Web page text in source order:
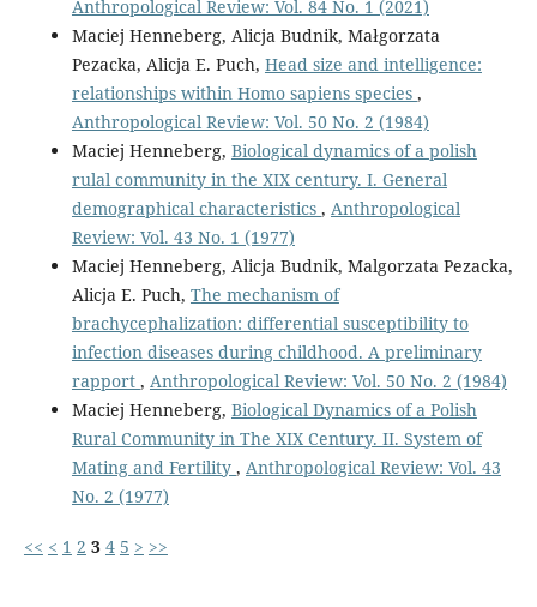
Anthropological Review: Vol. 84 No. 1 (2021)
Maciej Henneberg, Alicja Budnik, Małgorzata
Pezacka, Alicja E. Puch, Head size and intelligence:
relationships within Homo sapiens species ,
Anthropological Review: Vol. 50 No. 2 (1984)
Maciej Henneberg, Biological dynamics of a polish
rulal community in the XIX century. I. General
demographical characteristics , Anthropological
Review: Vol. 43 No. 1 (1977)
Maciej Henneberg, Alicja Budnik, Malgorzata Pezacka,
Alicja E. Puch, The mechanism of
brachycephalization: differential susceptibility to
infection diseases during childhood. A preliminary
rapport , Anthropological Review: Vol. 50 No. 2 (1984)
Maciej Henneberg, Biological Dynamics of a Polish
Rural Community in The XIX Century. II. System of
Mating and Fertility , Anthropological Review: Vol. 43
No. 2 (1977)
<< < 1 2 3 4 5 > >>